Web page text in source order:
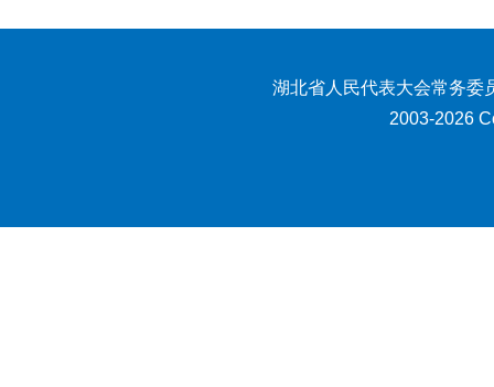
湖北省人民代表大会常务委
2003-2026